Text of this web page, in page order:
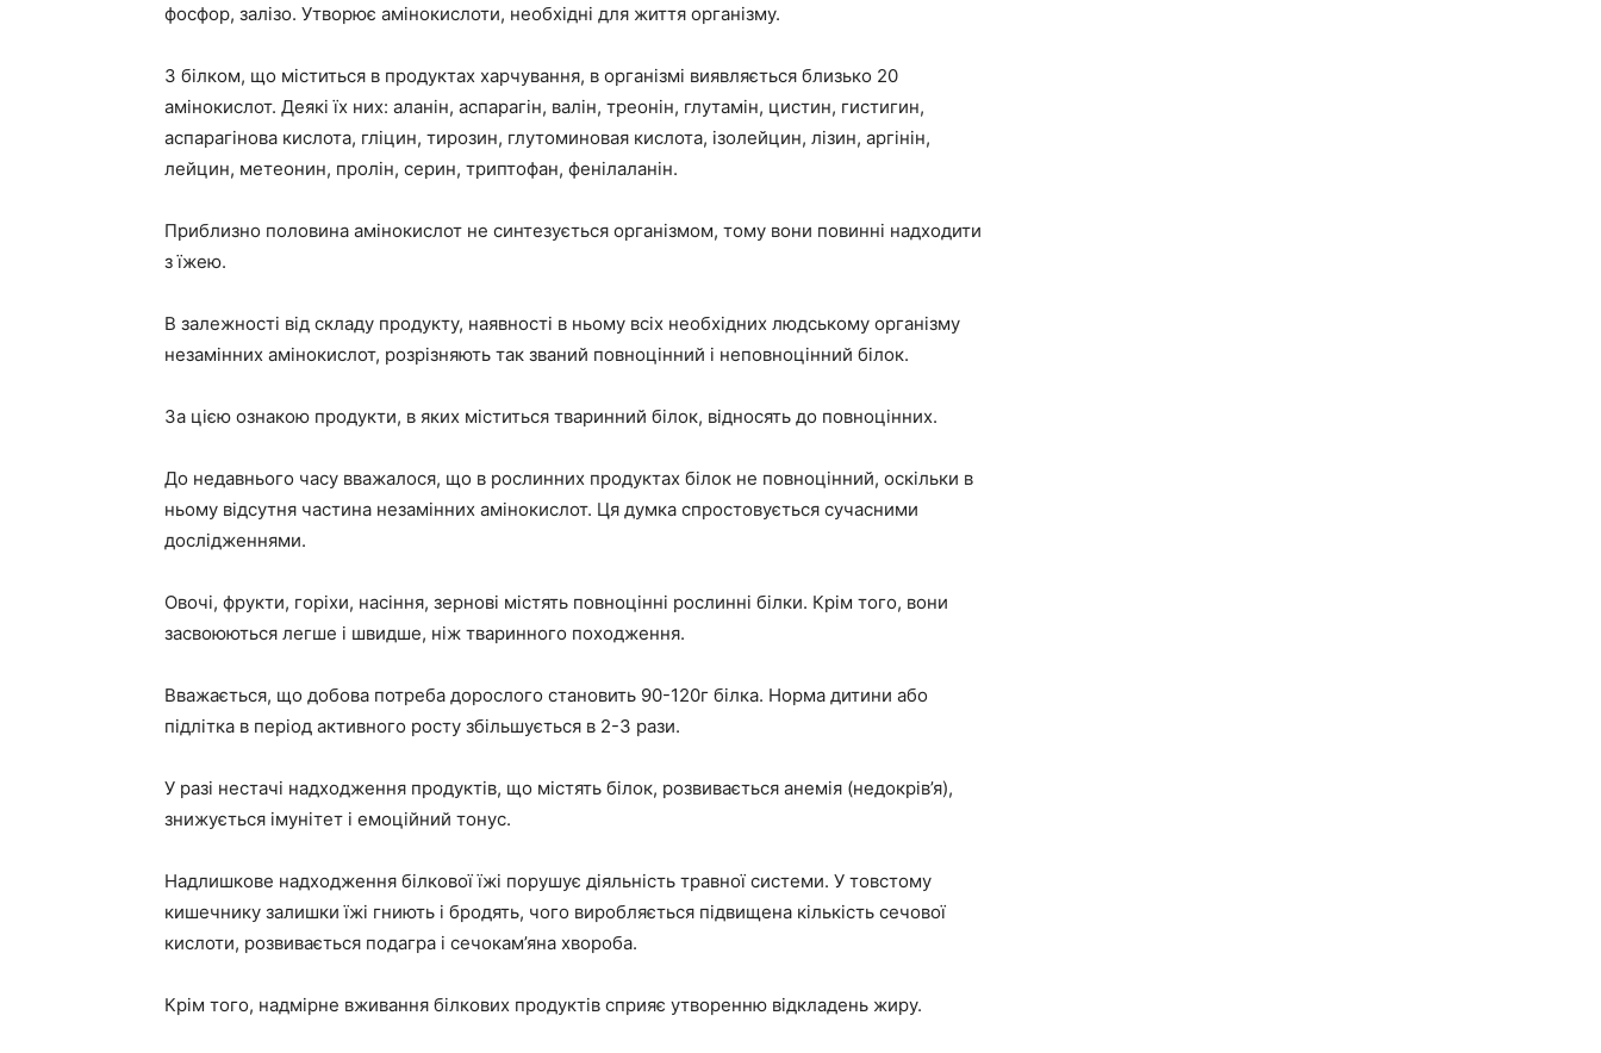
фосфор, залізо. Утворює амінокислоти, необхідні для життя організму.
З білком, що міститься в продуктах харчування, в організмі виявляється близько 20
амінокислот. Деякі їх них: аланін, аспарагін, валін, треонін, глутамін, цистин, гистигин,
аспарагінова кислота, гліцин, тирозин, глутоминовая кислота, ізолейцин, лізин, аргінін,
лейцин, метеонин, пролін, серин, триптофан, фенілаланін.
Приблизно половина амінокислот не синтезується організмом, тому вони повинні надходити
з їжею.
В залежності від складу продукту, наявності в ньому всіх необхідних людському організму
незамінних амінокислот, розрізняють так званий повноцінний і неповноцінний білок.
За цією ознакою продукти, в яких міститься тваринний білок, відносять до повноцінних.
До недавнього часу вважалося, що в рослинних продуктах білок не повноцінний, оскільки в
ньому відсутня частина незамінних амінокислот. Ця думка спростовується сучасними
дослідженнями.
Овочі, фрукти, горіхи, насіння, зернові містять повноцінні рослинні білки. Крім того, вони
засвоюються легше і швидше, ніж тваринного походження.
Вважається, що добова потреба дорослого становить 90-120г білка. Норма дитини або
підлітка в період активного росту збільшується в 2-3 рази.
У разі нестачі надходження продуктів, що містять білок, розвивається анемія (недокрів’я),
знижується імунітет і емоційний тонус.
Надлишкове надходження білкової їжі порушує діяльність травної системи. У товстому
кишечнику залишки їжі гниють і бродять, чого виробляється підвищена кількість сечової
кислоти, розвивається подагра і сечокам’яна хвороба.
Крім того, надмірне вживання білкових продуктів сприяє утворенню відкладень жиру.